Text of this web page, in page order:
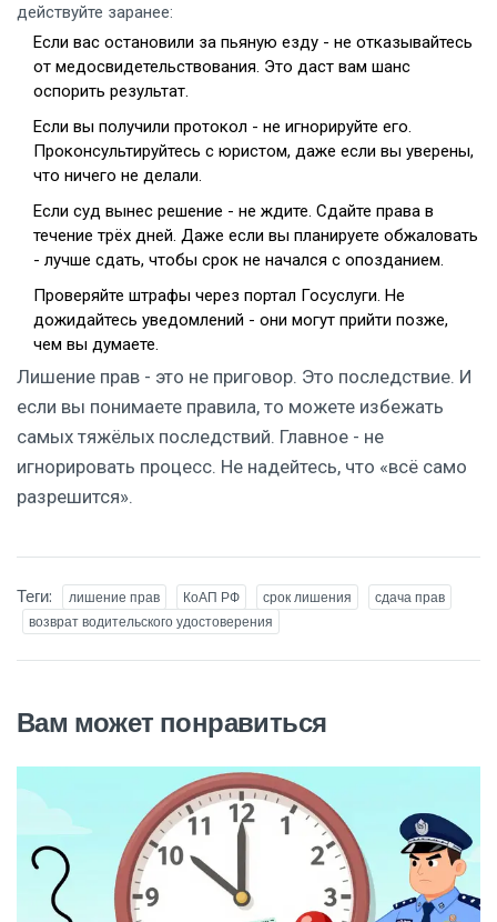
действуйте заранее:
Если вас остановили за пьяную езду - не отказывайтесь
от медосвидетельствования. Это даст вам шанс
оспорить результат.
Если вы получили протокол - не игнорируйте его.
Проконсультируйтесь с юристом, даже если вы уверены,
что ничего не делали.
Если суд вынес решение - не ждите. Сдайте права в
течение трёх дней. Даже если вы планируете обжаловать
- лучше сдать, чтобы срок не начался с опозданием.
Проверяйте штрафы через портал Госуслуги. Не
дожидайтесь уведомлений - они могут прийти позже,
чем вы думаете.
Лишение прав - это не приговор. Это последствие. И
если вы понимаете правила, то можете избежать
самых тяжёлых последствий. Главное - не
игнорировать процесс. Не надейтесь, что «всё само
разрешится».
Теги: лишение прав КоАП РФ срок лишения
сдача прав
возврат водительского удостоверения
Вам может понравиться